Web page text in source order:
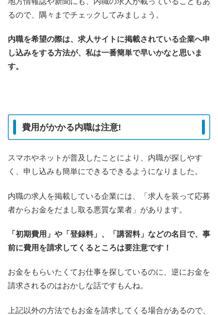
るので、隅々までチェックしてみましょう。
内職を希望の際は、求人サイトに掲載されている企業へ申
し込みをする方法が、私は一番簡単で早いかなと思いま
す。
費用がかかる内職は注意!
スマホやネットが普及したことにより、内職が探しやす
く、申し込みも簡単にできるできるようになりました。
内職の求人を掲載している企業には、「求人を装って応募
者からお金をだまし取る悪質な業者」があります。
「初期費用」や「登録料」、「講習料」などの名目で、事
前に費用を請求してくるところは要注意です！
お金をもらいたくてお仕事を探しているのに、逆にお金を
請求されるのはおかしな話ですもんね。
上記以外の方法でもお金を請求してくる場合があるので、